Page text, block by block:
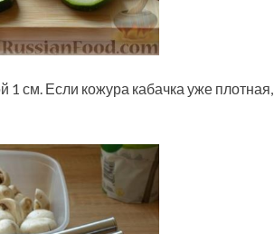
1 см. Если кожура кабачка уже плотная,